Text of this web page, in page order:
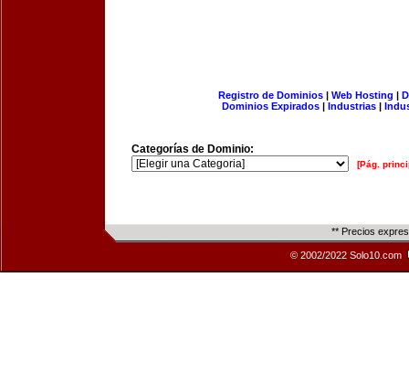
Registro de Dominios| Web Hosting |
Dominios Expirados | Industrias |
Categorías de Dominio:
[Pág.
** Precios
© 2002/2022 Solo10.com